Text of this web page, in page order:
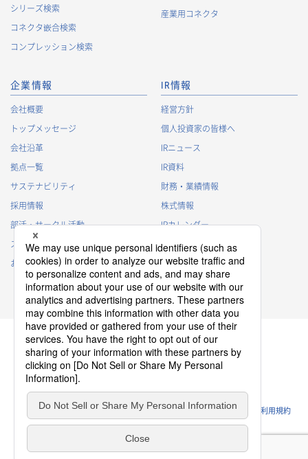
・
官公庁・各種業界団体等への報告・届出のため
採用応募者に関する個人情報
・
採用選考のため
・
当社における採用業務管理のため
・
その他、法令の定め、または法的権限のある当局の法令に
基づく命令・指導等に従った対応
退職者から取得した個人情報
・
退職後の連絡
・
その他、法令の定め、または法的権限のある当局の法令に
基づく命令・指導等に従った対応
3. 個人情報の第三者提供について
当社は、以下の場合を除き、個人情報を第三者に提供すること
はございません。
(1)
事前にご本人の同意を得ている場合
(2)
利用目的の達成のため、当社が適切な監督を行う業務委託
先、当社関連会社または代理店等に提供する場合
(3)
後述の共同利用の場合
(4) 個人情報保護法その他の法令で認められた場合
4. 外国にある第三者への提供
シリーズ検索
コネクタ嵌合検索
コンプレッション検索
産業用コネクタ
企業情報
会社概要
トップメッセージ
会社沿革
拠点一覧
サステナビリティ
採用情報
部活・サークル活動
スポンサー活動
お問い合わせ
IR情報
経営方針
個人投資家の皆様へ
IRニュース
IR資料
財務・業績情報
株式情報
IRカレンダー
IRに関するよくあるご質問
IRポリシー
免責事項
プライバシーポリシー
クッキーポリシー
ソーシャルメディアポリシー
ウェブサイトのご利用条件 利用規約